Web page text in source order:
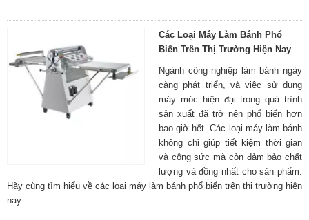
Các Loại Máy Làm Bánh Phổ
Biến Trên Thị Trường Hiện Nay
Ngành công nghiệp làm bánh ngày
càng phát triển, và việc sử dụng
máy móc hiện đại trong quá trình
sản xuất đã trở nên phổ biến hơn
bao giờ hết. Các loại máy làm bánh
không chỉ giúp tiết kiệm thời gian
và công sức mà còn đảm bảo chất
lượng và đồng nhất cho sản phẩm.
Hãy cùng tìm hiểu về các loại máy làm bánh phổ biến trên thị trường hiện
nay.